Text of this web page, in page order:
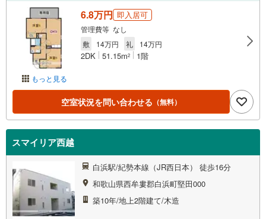
もっと見る
6.8万円 即入居可
管理費等 なし
敷
14万円 礼 14万円
2DK 51.15m2 1階
空室状況を問い合わせる （無料）
スマイリア西越
白浜駅/紀勢本線（JR西日本） 徒歩16分
和歌山県西牟婁郡白浜町堅田000
築10年/地上2階建て/木造